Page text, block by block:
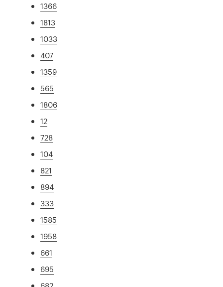
1366
1813
1033
407
1359
565
1806
12
728
104
821
894
333
1585
1958
661
695